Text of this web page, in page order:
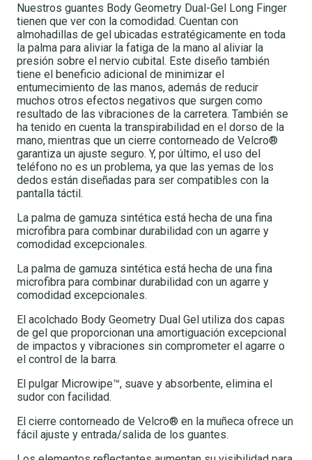
Nuestros guantes Body Geometry Dual-Gel Long Finger
tienen que ver con la comodidad. Cuentan con
almohadillas de gel ubicadas estratégicamente en toda
la palma para aliviar la fatiga de la mano al aliviar la
presión sobre el nervio cubital. Este diseño también
tiene el beneficio adicional de minimizar el
entumecimiento de las manos, además de reducir
muchos otros efectos negativos que surgen como
resultado de las vibraciones de la carretera. También se
ha tenido en cuenta la transpirabilidad en el dorso de la
mano, mientras que un cierre contorneado de Velcro®
garantiza un ajuste seguro. Y, por último, el uso del
teléfono no es un problema, ya que las yemas de los
dedos están diseñadas para ser compatibles con la
pantalla táctil.
La palma de gamuza sintética está hecha de una fina
microfibra para combinar durabilidad con un agarre y
comodidad excepcionales.
La palma de gamuza sintética está hecha de una fina
microfibra para combinar durabilidad con un agarre y
comodidad excepcionales.
El acolchado Body Geometry Dual Gel utiliza dos capas
de gel que proporcionan una amortiguación excepcional
de impactos y vibraciones sin comprometer el agarre o
el control de la barra.
El pulgar Microwipe™, suave y absorbente, elimina el
sudor con facilidad.
El cierre contorneado de Velcro® en la muñeca ofrece un
fácil ajuste y entrada/salida de los guantes.